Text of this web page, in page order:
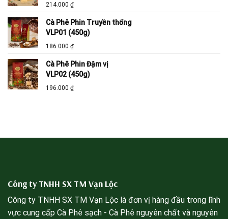
214.000 ₫
Cà Phê Phin Truyền thống
VLP01 (450g)
186.000 ₫
Cà Phê Phin Đậm vị
VLP02 (450g)
196.000 ₫
Công ty TNHH SX TM Vạn Lộc
Công ty TNHH SX TM Vạn Lộc là đơn vị hàng đầu trong lĩnh
vực cung cấp Cà Phê sạch - Cà Phê nguyên chất và nguyên